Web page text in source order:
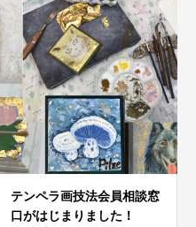
テンペラ画技法会員相談窓
口がはじまりました！